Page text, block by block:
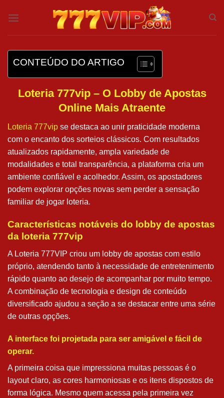
CONTEÚDO DO ARTIGO
Loteria 777vip – O Lobby de Apostas
Online Mais Atraente
Loteria 777vip se destaca ao unir praticidade moderna
com o encanto dos sorteios clássicos. Com resultados
atualizados rapidamente, ampla variedade de
modalidades e total transparência, a plataforma cria um
ambiente confiável e acolhedor. Assim, os apostadores
podem explorar opções novas sem perder a sensação
familiar de jogar loteria.
Características notáveis do lobby de apostas
da loteria 777vip
A Loteria 777VIP criou um lobby de apostas com estilo
próprio, atendendo tanto à necessidade de entretenimento
rápido quanto ao desejo de acompanhar por muito tempo.
A combinação de tecnologia e design de conteúdo
diversificado ajudou a seção a se destacar entre uma série
de outras opções.
A interface foi projetada para ser amigável e fácil de
operar.
A primeira coisa que impressiona muitas pessoas é o
layout claro, as cores harmoniosas e os itens dispostos de
forma lógica. Mesmo quem acessa pela primeira vez